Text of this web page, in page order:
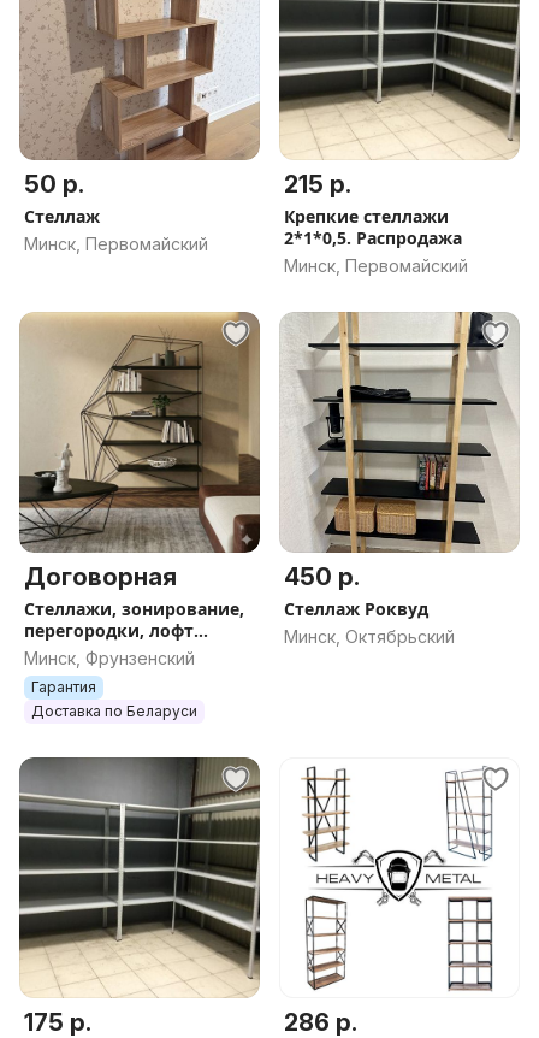
50 р.
Стеллаж
Минск, Первомайский
215 р.
Крепкие стеллажи
2*1*0,5. Распродажа
Минск, Первомайский
Договорная
Стеллажи, зонирование,
перегородки, лофт
мебель, недорого, под
заказ
Минск, Фрунзенский
Гарантия
Доставка по Беларуси
450 р.
Стеллаж Роквуд
Минск, Октябрьский
175 р. 286 р.